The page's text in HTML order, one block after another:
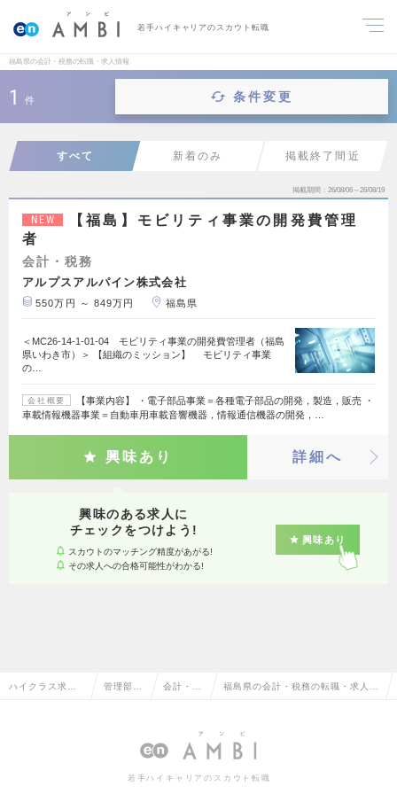
若手ハイキャリアのスカウト転職
福島県の会計・税務の転職・求人情報
1 件 条件変更
すべて 新着のみ 掲載終了間近
掲載期間 26/08/06～26/08/19
NEW
【福島】モビリティ事業の開発費管理
者
会計・税務
アルプスアルパイン株式会社
550万円 ～ 849万円 福島県
＜MC26-14-1-01-04 モビリティ事業の開発費管理者（福島
県いわき市）＞ 【組織のミッション】 モビリティ事業
の…
会社概要
【事業内容】 ・電子部品事業＝各種電子部品の開発，製造，販売 ・
車載情報機器事業＝自動車用車載音響機器，情報通信機器の開発，…
興味あり 詳細へ
興味のある求人に
チェックをつけよう!
スカウトのマッチング精度があがる!
その求人への合格可能性がわかる!
興味あり
ハイクラス求人T 管理部門 会計・税 福島県の会計・税務の転職・求人情
若手ハイキャリアのスカウト転職